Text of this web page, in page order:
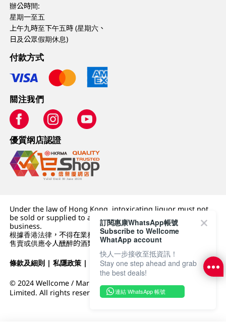
辦公時間:
星期一至五
上午九時至下午五時 (星期六、
日及公眾假期休息)
付款方式
關注我們
優質纲店認證
Under the law of Hong Kong, intoxicating liquor must not
be sold or supplied to a minor (under 18) in the course of
business.
根據香港法律，不得在業務過程中，向未成年人 (18 歲以下人士)
售賣或供應令人醺醉的酒類。
條款及細則 |私隱政策 | DFI零售集團
© 2024 Wellcome / Market Place. The Dairy Farm Company
Limited. All rights reserved.
訂閱惠康WhatsApp帳號
Subscribe to Wellcome
WhatApp account
快人一步接收至抵資訊！
Stay one step ahead and grab
the best deals!
連結 WhatsApp 帳號